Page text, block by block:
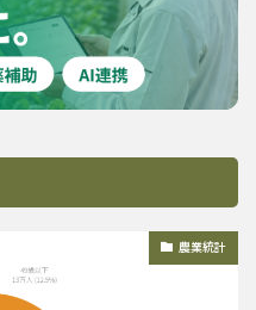
農業統計